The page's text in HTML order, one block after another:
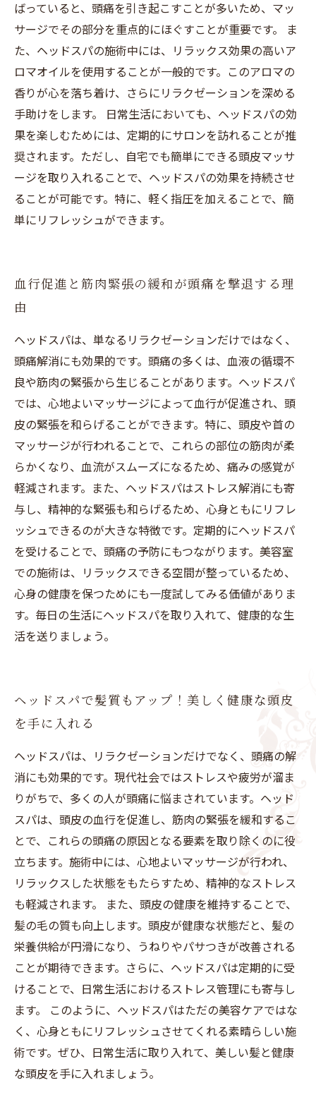
ばっていると、頭痛を引き起こすことが多いため、マッ
サージでその部分を重点的にほぐすことが重要です。 ま
た、ヘッドスパの施術中には、リラックス効果の高いア
ロマオイルを使用することが一般的です。このアロマの
香りが心を落ち着け、さらにリラクゼーションを深める
手助けをします。 日常生活においても、ヘッドスパの効
果を楽しむためには、定期的にサロンを訪れることが推
奨されます。ただし、自宅でも簡単にできる頭皮マッサ
ージを取り入れることで、ヘッドスパの効果を持続させ
ることが可能です。特に、軽く指圧を加えることで、簡
単にリフレッシュができます。
血行促進と筋肉緊張の緩和が頭痛を撃退する理
由
ヘッドスパは、単なるリラクゼーションだけではなく、
頭痛解消にも効果的です。頭痛の多くは、血液の循環不
良や筋肉の緊張から生じることがあります。ヘッドスパ
では、心地よいマッサージによって血行が促進され、頭
皮の緊張を和らげることができます。特に、頭皮や首の
マッサージが行われることで、これらの部位の筋肉が柔
らかくなり、血流がスムーズになるため、痛みの感覚が
軽減されます。また、ヘッドスパはストレス解消にも寄
与し、精神的な緊張も和らげるため、心身ともにリフレ
ッシュできるのが大きな特徴です。定期的にヘッドスパ
を受けることで、頭痛の予防にもつながります。美容室
での施術は、リラックスできる空間が整っているため、
心身の健康を保つためにも一度試してみる価値がありま
す。毎日の生活にヘッドスパを取り入れて、健康的な生
活を送りましょう。
ヘッドスパで髪質もアップ！美しく健康な頭皮
を手に入れる
ヘッドスパは、リラクゼーションだけでなく、頭痛の解
消にも効果的です。現代社会ではストレスや疲労が溜ま
りがちで、多くの人が頭痛に悩まされています。ヘッド
スパは、頭皮の血行を促進し、筋肉の緊張を緩和するこ
とで、これらの頭痛の原因となる要素を取り除くのに役
立ちます。施術中には、心地よいマッサージが行われ、
リラックスした状態をもたらすため、精神的なストレス
も軽減されます。 また、頭皮の健康を維持することで、
髪の毛の質も向上します。頭皮が健康な状態だと、髪の
栄養供給が円滑になり、うねりやパサつきが改善される
ことが期待できます。さらに、ヘッドスパは定期的に受
けることで、日常生活におけるストレス管理にも寄与し
ます。 このように、ヘッドスパはただの美容ケアではな
く、心身ともにリフレッシュさせてくれる素晴らしい施
術です。ぜひ、日常生活に取り入れて、美しい髪と健康
な頭皮を手に入れましょう。